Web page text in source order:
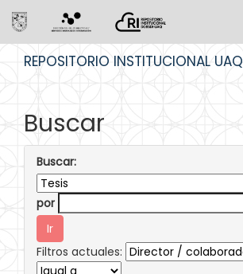
REPOSITORIO INSTITUCIONAL UAQ
Buscar
Buscar:
por
Filtros actuales: